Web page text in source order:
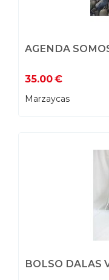
AGENDA
35.00€
Marzaycas
BOLSO DALAS